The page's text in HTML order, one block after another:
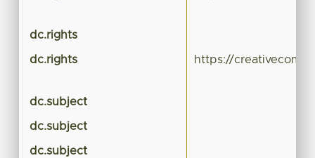
dc.rights
dc.rights https://
dc.subject
dc.subject
dc.subject